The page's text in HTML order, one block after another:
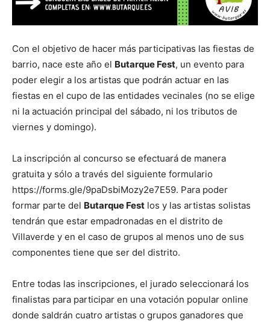
Con el objetivo de hacer más participativas las fiestas de
barrio, nace este año el Butarque Fest, un evento para
poder elegir a los artistas que podrán actuar en las
fiestas en el cupo de las entidades vecinales (no se elige
ni la actuación principal del sábado, ni los tributos de
viernes y domingo).
La inscripción al concurso se efectuará de manera
gratuita y sólo a través del siguiente formulario
https://forms.gle/9paDsbiMozy2e7E59. Para poder
formar parte del Butarque Fest los y las artistas solistas
tendrán que estar empadronadas en el distrito de
Villaverde y en el caso de grupos al menos uno de sus
componentes tiene que ser del distrito.
Entre todas las inscripciones, el jurado seleccionará los
finalistas para participar en una votación popular online
donde saldrán cuatro artistas o grupos ganadores que